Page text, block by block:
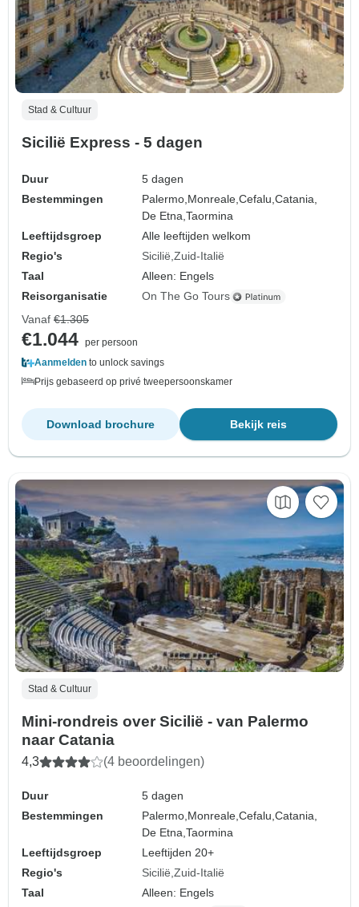
Stad & Cultuur
Sicilië Express - 5 dagen
Duur
5 dagen
Bestemmingen
Palermo,Monreale,Cefalu,Catania,
De Etna,Taormina
Leeftijdsgroep
Alle leeftijden welkom
Regio's
Sicilië Zuid-Italië
Taal
Alleen: Engels
Reisorganisatie
On The Go Tours
Vanaf €1.305
€1.044 per persoon
Aanmelden to unlock savings
Prijs gebaseerd op privé tweepersoonskamer
Bekijk reis
Download brochure
Stad & Cultuur
Mini-rondreis over Sicilië - van Palermo
naar Catania
4,3 (4 beoordelingen)
Duur
5 dagen
Bestemmingen
Palermo, Monreale,Cefalu,Catania,
De Etna,Taormina
Leeftijdsgroep
Leeftijden 20+
Regio's
Sicilië Zuid-Italië
Taal
Alleen: Engels